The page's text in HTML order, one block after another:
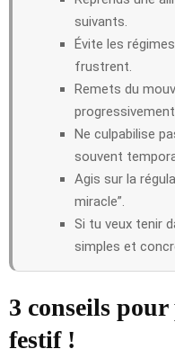
suivants.
Évite les
frustrent.
Remets du
Ne culpabilise
souvent
Agis sur la
miracle”.
Si tu veux tenir
simples et
3 conseils
festif !